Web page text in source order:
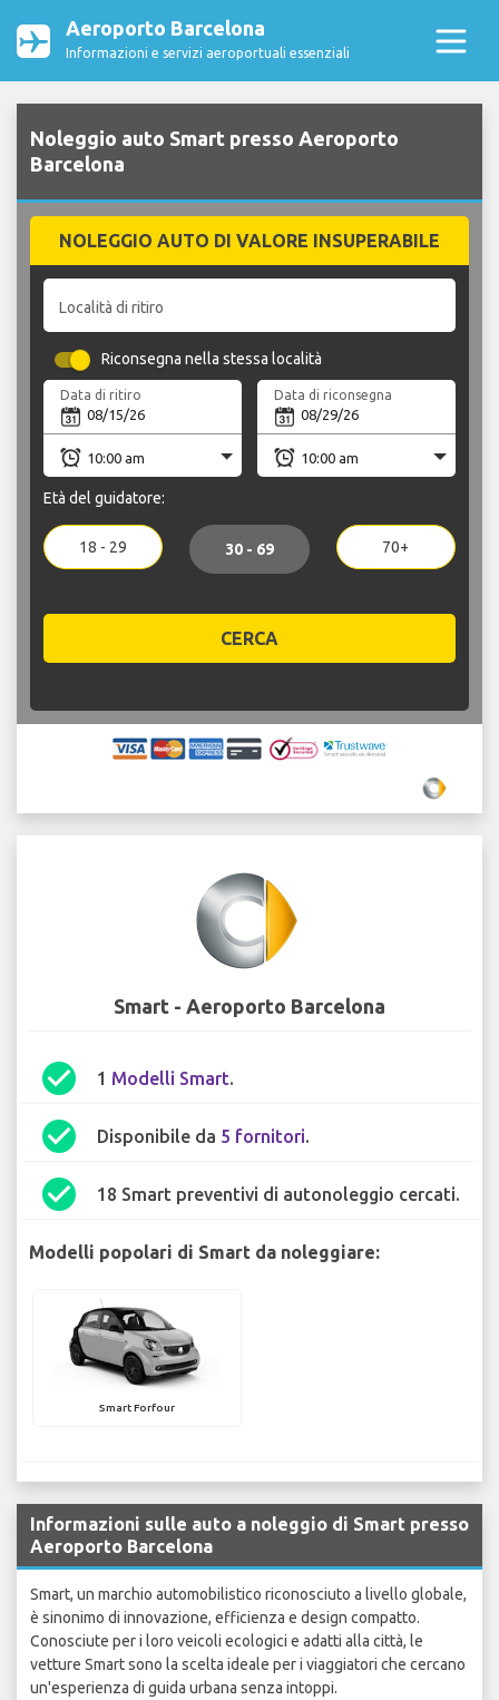
Aeroporto Barcelona
Informazioni e servizi aeroportuali essenziali
Noleggio auto Smart presso Aeroporto
Barcelona
NOLEGGIO AUTO DI VALORE INSUPERABILE
Località di ritiro
Riconsegna nella stessa località
Data di ritiro Data di riconsegna
Età del guidatore:
18 - 29 30 - 69 70+
CERCA
Smart - Aeroporto Barcelona
check_circle 1 Modelli Smart.
check_circle Disponibile da 5 fornitori.
check_circle 18 Smart preventivi di autonoleggio cercati.
Modelli popolari di Smart da noleggiare:
Smart Forfour
Informazioni sulle auto a noleggio di Smart presso
Aeroporto Barcelona
Smart, un marchio automobilistico riconosciuto a livello globale,
è sinonimo di innovazione, efficienza e design compatto.
Conosciute per i loro veicoli ecologici e adatti alla città, le
vetture Smart sono la scelta ideale per i viaggiatori che cercano
un'esperienza di guida urbana senza intoppi.